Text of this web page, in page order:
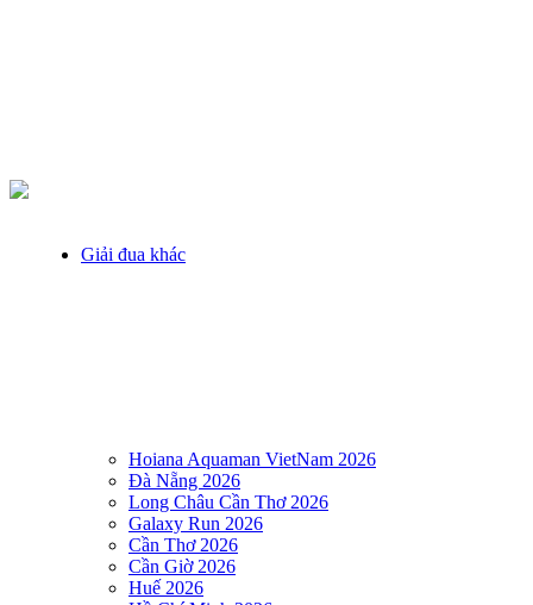
Giải đua khác
Hoiana Aquaman VietNam 2026
Đà Nẵng 2026
Long Châu Cần Thơ 2026
Galaxy Run 2026
Cần Thơ 2026
Cần Giờ 2026
Huế 2026